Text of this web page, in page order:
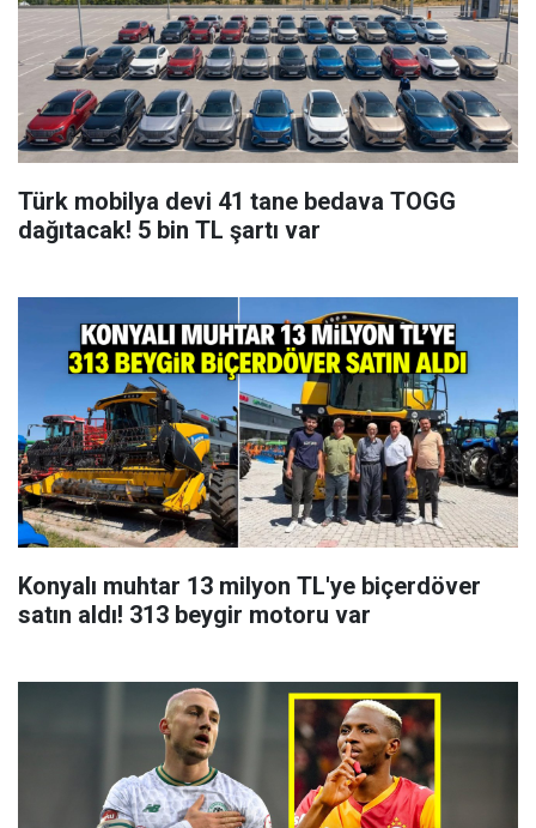
Türk mobilya devi 41 tane bedava TOGG
dağıtacak! 5 bin TL şartı var
Konyalı muhtar 13 milyon TL'ye biçerdöver
satın aldı! 313 beygir motoru var